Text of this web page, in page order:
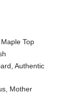
Top
Authentic
Mother